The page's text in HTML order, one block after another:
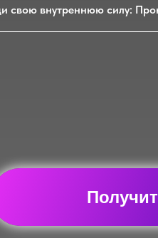
свою внутреннюю силу: